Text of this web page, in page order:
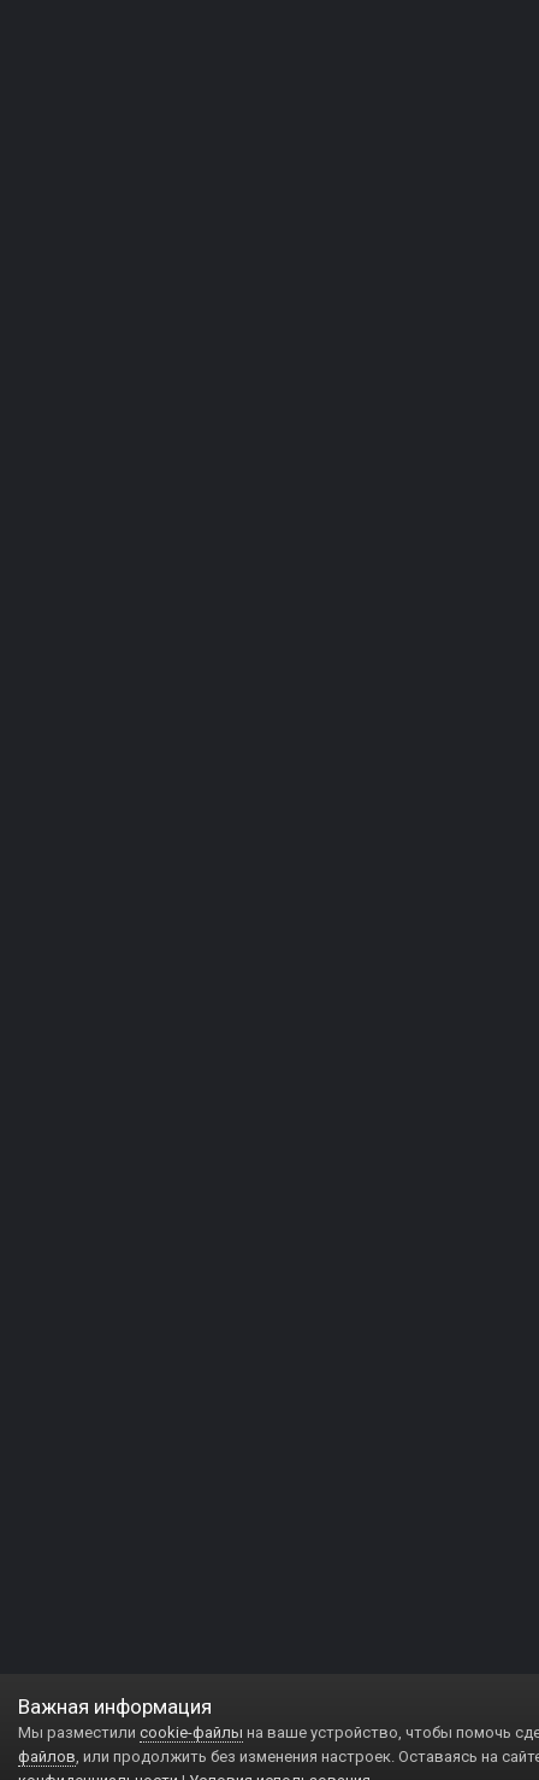
Важная информация
Мы разместили cookie-файлы на ваше устройство, чтобы помочь
файлов, или продолжить без изменения настроек. Оставаясь на